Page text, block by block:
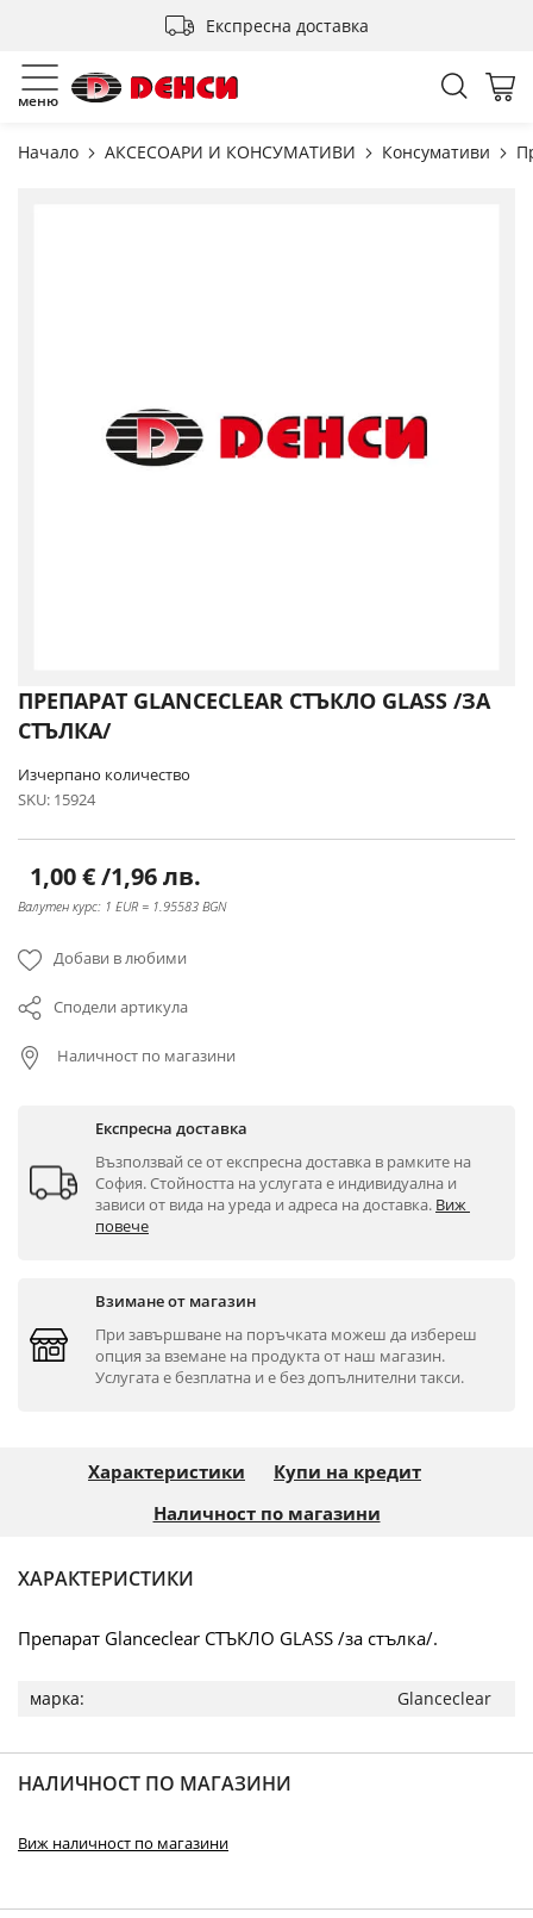
Експресна доставка
меню
Начало АКСЕСОАРИ И КОНСУМАТИВИ Консумативи
Преминете
към
началото
на
галерия
снимки
ПРЕПАРАТ GLANCECLEAR СТЪКЛО GLASS /ЗА
СТЪЛКА/
Изчерпано количество
SKU 15924
1,00 €/1,96 лв.
Валутен курс: 1 EUR = 1.95583 BGN
Добави в любими
Сподели артикула
Наличност по магазини
Експресна доставка
Възползвай се от експресна доставка в рамките на
София. Стойността на услугата е индивидуална и
зависи от вида на уреда и адреса на доставка. Виж
повече
Взимане от магазин
При завършване на поръчката можеш да избереш
опция за вземане на продукта от наш магазин.
Услугата е безплатна и е без допълнителни такси.
Характеристики
Купи на кредит
Наличност по магазини
ХАРАКТЕРИСТИКИ
Препарат Glanceclear СТЪКЛО GLASS /за стълка/.
Повече
информация
Glanceclear
НАЛИЧНОСТ ПО МАГАЗИНИ
Виж наличност по магазини